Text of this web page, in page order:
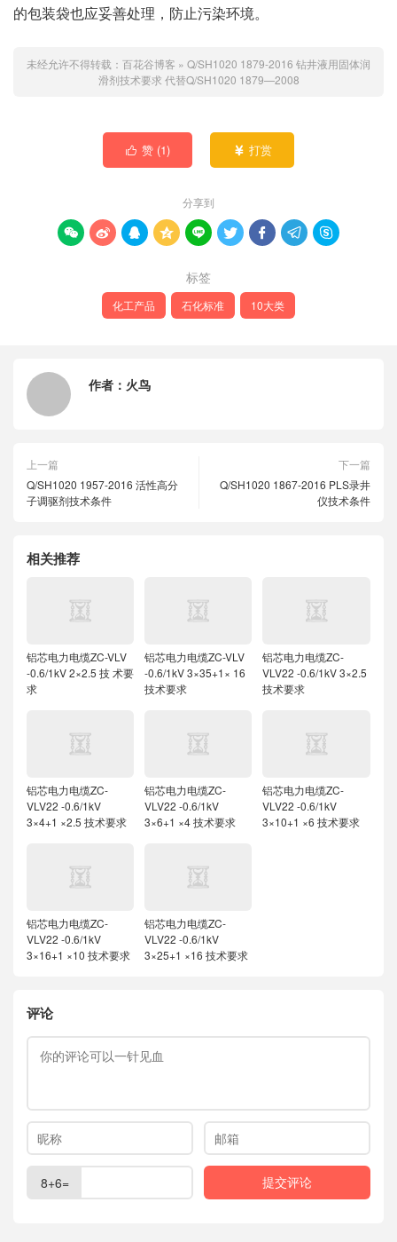
的包装袋也应妥善处理，防止污染环境。
未经允许不得转载： 百花谷博客 » Q/SH1020 1879-2016 钻井液用固体润
滑剂技术要求 代替Q/SH1020 1879—2008
 赞 (1)  打赏
分享到
        
标签
化工产品 石化标准 10大类
作者： 火鸟
上一篇
Q/SH1020 1957-2016 活性高分
子调驱剂技术条件
下一篇
Q/SH1020 1867-2016 PLS录井
仪技术条件
相关推荐
铝芯电力电缆ZC-VLV
-0.6/1kV 2×2.5 技 术要
求
铝芯电力电缆ZC-VLV
-0.6/1kV 3×35+1× 16
技术要求
铝芯电力电缆ZC-
VLV22 -0.6/1kV 3×2.5
技术要求
铝芯电力电缆ZC-
VLV22 -0.6/1kV
3×4+1 ×2.5 技术要求
铝芯电力电缆ZC-
VLV22 -0.6/1kV
3×6+1 ×4 技术要求
铝芯电力电缆ZC-
VLV22 -0.6/1kV
3×10+1 ×6 技术要求
铝芯电力电缆ZC-
VLV22 -0.6/1kV
3×16+1 ×10 技术要求
铝芯电力电缆ZC-
VLV22 -0.6/1kV
3×25+1 ×16 技术要求
评论
8+6=